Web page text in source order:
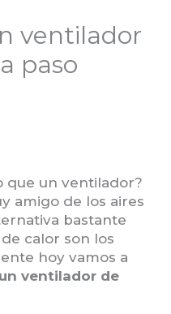
ventilador
paso
que un ventilador?
amigo de los aires
bastante
calor son los
hoy vamos a
ventilador de